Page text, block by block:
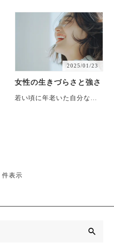
て事業を始めて・・・
2025/01/23
女性の生きづらさと強さ
若い頃に年老いた自分なん
表示